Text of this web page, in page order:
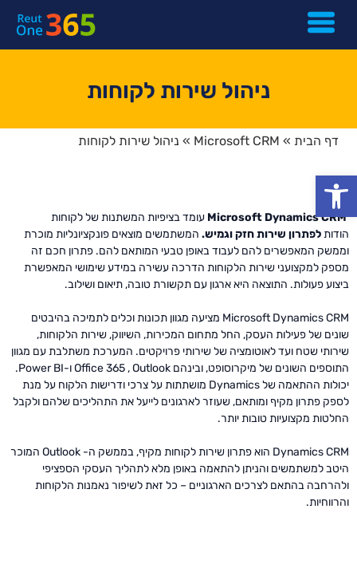
פתח סרגל נגישות
ניהול שירות לקוחות
דף הבית »
Microsoft CRM
» ניהול שירות לקוחות
Microsoft Dynamics CRM
עומד בציפיות המשתנות של לקוחות
הודותלפתרון שירות חזק וגמיש. המשתמשים מוצאים פונקציונליות מוכרת
וממשק המאפשרים להם לעבוד באופן טבעי המותאם להם. פתרון חכם זה
מספק למקצועני שירות הלקוחות הדרכה עשירה במידע שימושי המאפשרת
ביצוע פעולות. התוצאה היא ארגון עם תקשורת טובה, תיאום ושילוב.
Microsoft Dynamics CRM מציעה מגוון תכונות וכלים לתמיכה בהיבטים
שונים של פעילות העסק, החל מתחום המכירות, השיווק, שירות הלקוחות,
שירותי שטח ועד לאוטומציה של שירותי פרויקטים. המערכת משתלבת עם מגוון
התוספים השונים של מיקרוסופט, ובינהם Office 365 , Outlook ו-Power BI.
יכולות ההתאמה של Dynamics מושתתות על צרכי ודרישות הלקוח על מנת
לספק פתרון מקיף ומותאם, שעוזר לארגונים לייעל את התהליכים שלהם ולקבל
החלטות מקצועיות טובות יותר.
Dynamics CRM הוא פתרון שירות לקוחות מקיף, בממשק ה- Outlook המוכר
היטב למשתמשים והניתן להתאמה באופן מלא לתהליך העסקי הספציפי
ולהרחבה בהתאם לצרכים הארגוניים – כל זאת לשיפור נאמנות הלקוחות
והרווחיות.